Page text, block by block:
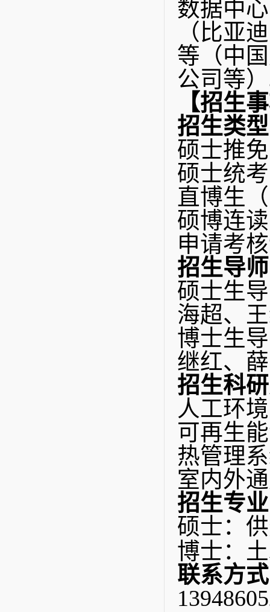
数据中
（比亚
等（中
公司等
【招生
招生类型
硕士推
硕士统
直博生
硕博连
申请考
招生导师
硕士生
海超、
博士生
继红、
招生科
人工环
可再生
热管理
室内外
招生专业
硕士：
博士：
联系方式